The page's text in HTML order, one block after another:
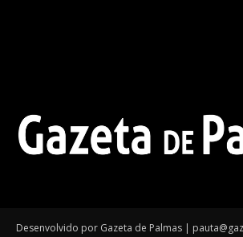
Desenvolvido por Gazeta de Palmas |